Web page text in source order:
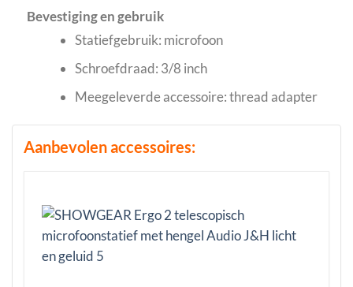
Bevestiging en gebruik
Statiefgebruik: microfoon
Schroefdraad: 3/8 inch
Meegeleverde accessoire: thread adapter
Aanbevolen accessoires: